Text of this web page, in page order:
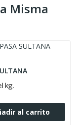
Misma
kg.
al carrito